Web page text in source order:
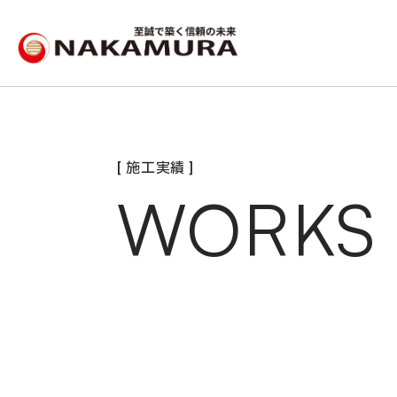
[ 施工実績 ]
WORKS